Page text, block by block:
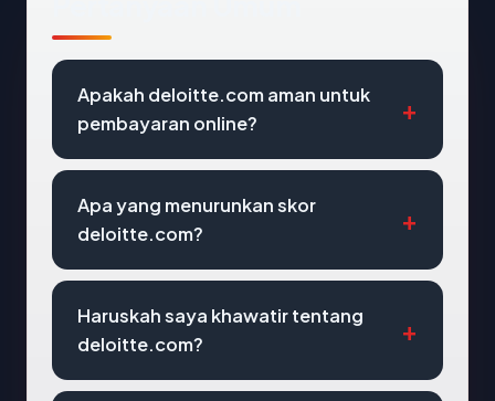
Apakah deloitte.com aman untuk
pembayaran online?
Apa yang menurunkan skor
deloitte.com?
Haruskah saya khawatir tentang
deloitte.com?